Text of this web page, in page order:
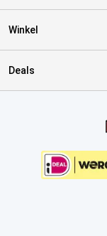
Winkel
Deals